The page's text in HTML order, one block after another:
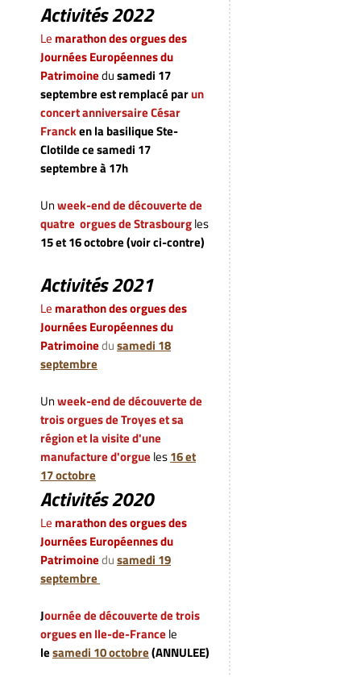
Activités 2022
Le marathon des orgues des
Journées Européennes du
Patrimoinedusamedi 17
septembreest remplacé parun
concert anniversaire César
Francken la basilique Ste-
Clotilde ce samedi 17
septembre à 17h
Unweek-end de découverte de
quatre orgues de Strasbourgles
15 et 16 octobre (voir ci-contre)
Activités 2021
Le marathon des orgues des
Journées Européennes du
Patrimoinedusamedi 18
septembre
Unweek-end de découverte de
trois orgues de Troyes et sa
région et la visite d'une
manufacture d'orgue les16 et
17 octobre
Activités 2020
Le marathon des orgues des
Journées Européennes du
Patrimoinedusamedi 19
septembre
Journée de découverte de trois
orgues en Ile-de-France le
lesamedi 10 octobre(ANNULEE)